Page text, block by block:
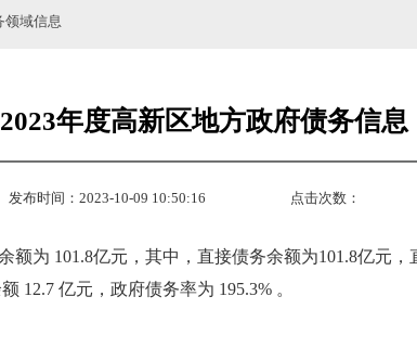
领域信息
2023年度高新区地方政府债务信息
发布时间：2023-10-09 10:50:16 点击次数：
额为 101.8亿元，其中，直接债务余额为101.8亿元
12.7 亿元，政府债务率为 195.3% 。